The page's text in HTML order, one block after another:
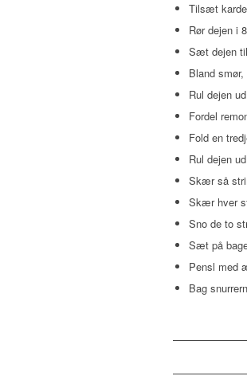
Tilsæt
Rør dejen i
Sæt dejen
Bland
Rul dejen
Fordel
Fold en
Rul dejen
Skær så
Skær hver
Sno de to
Sæt på
Pensl med
Bag